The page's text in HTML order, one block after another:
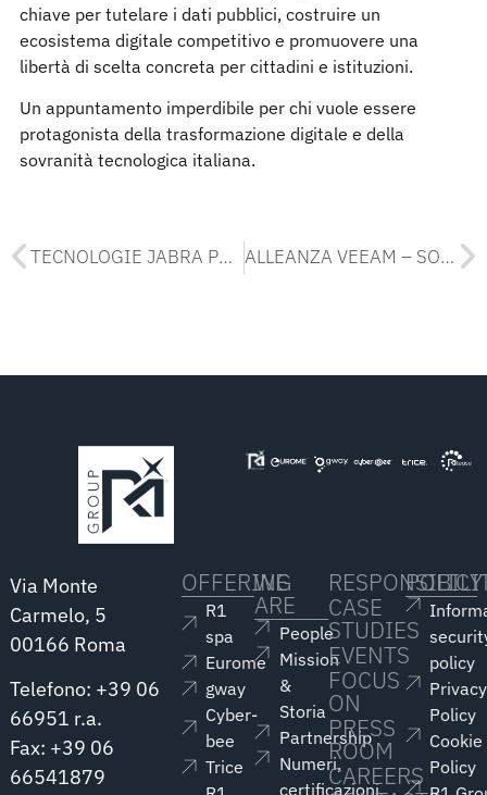
chiave per tutelare i dati pubblici, costruire un
ecosistema digitale competitivo e promuovere una
libertà di scelta concreta per cittadini e istituzioni.
Un appuntamento imperdibile per chi vuole essere
protagonista della trasformazione digitale e della
sovranità tecnologica italiana.
TECNOLOGIE JABRA PER IL DIGITAL WORKPLACE: GLI EVENTI EUROME DI MILANO E TORINO ALLEANZA VEEAM – SOPHOS, CON CYBER-BEE AL CENTRO DELLA CYBER RESILIENCE
Via Monte
Carmelo, 5
00166 Roma
Telefono: +39 06
66951 r.a.
Fax: +39 06
66541879
OFFERING
R1
spa
Eurome
gway
Cyber-
bee
Trice
WE
ARE
People
Mission
&
Storia
Partnership
Numeri,
certificazioni
CASE
STUDIES
EVENTS
FOCUS
ON
PRESS
ROOM
CAREERS
POLICY
policy
Privacy
Policy
Cookie
Policy